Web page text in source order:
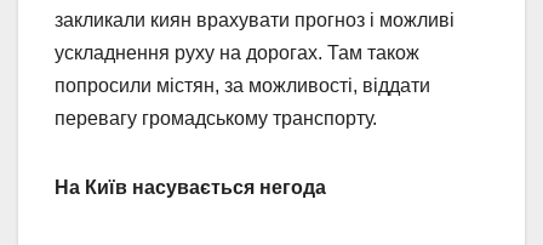
закликали киян врахувати прогноз і можливі
ускладнення руху на дорогах. Там також
попросили містян, за можливості, віддати
перевагу громадському транспорту.
На Київ насувається негода